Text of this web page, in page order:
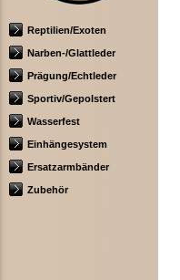
Reptilien/Exoten
Narben-/Glattleder
Prägung/Echtleder
Sportiv/Gepolstert
Wasserfest
Einhängesystem
Ersatzarmbänder
Zubehör